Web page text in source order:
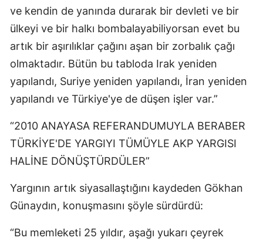
ve kendin de yanında durarak bir devleti ve bir
ülkeyi ve bir halkı bombalayabiliyorsan evet bu
artık bir aşırılıklar çağını aşan bir zorbalık çağı
olmaktadır. Bütün bu tabloda Irak yeniden
yapılandı, Suriye yeniden yapılandı, İran yeniden
yapılandı ve Türkiye'ye de düşen işler var.”
“2010 ANAYASA REFERANDUMUYLA BERABER
TÜRKİYE'DE YARGIYI TÜMÜYLE AKP YARGISI
HALİNE DÖNÜŞTÜRDÜLER”
Yargının artık siyasallaştığını kaydeden Gökhan
Günaydın, konuşmasını şöyle sürdürdü:
“Bu memleketi 25 yıldır, aşağı yukarı çeyrek